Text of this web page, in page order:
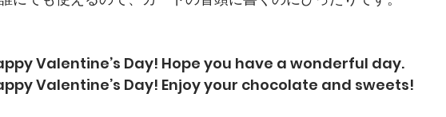
Valentine’s Day! Hope you have a wonderful day.
Valentine’s Day! Enjoy your chocolate and sweets!